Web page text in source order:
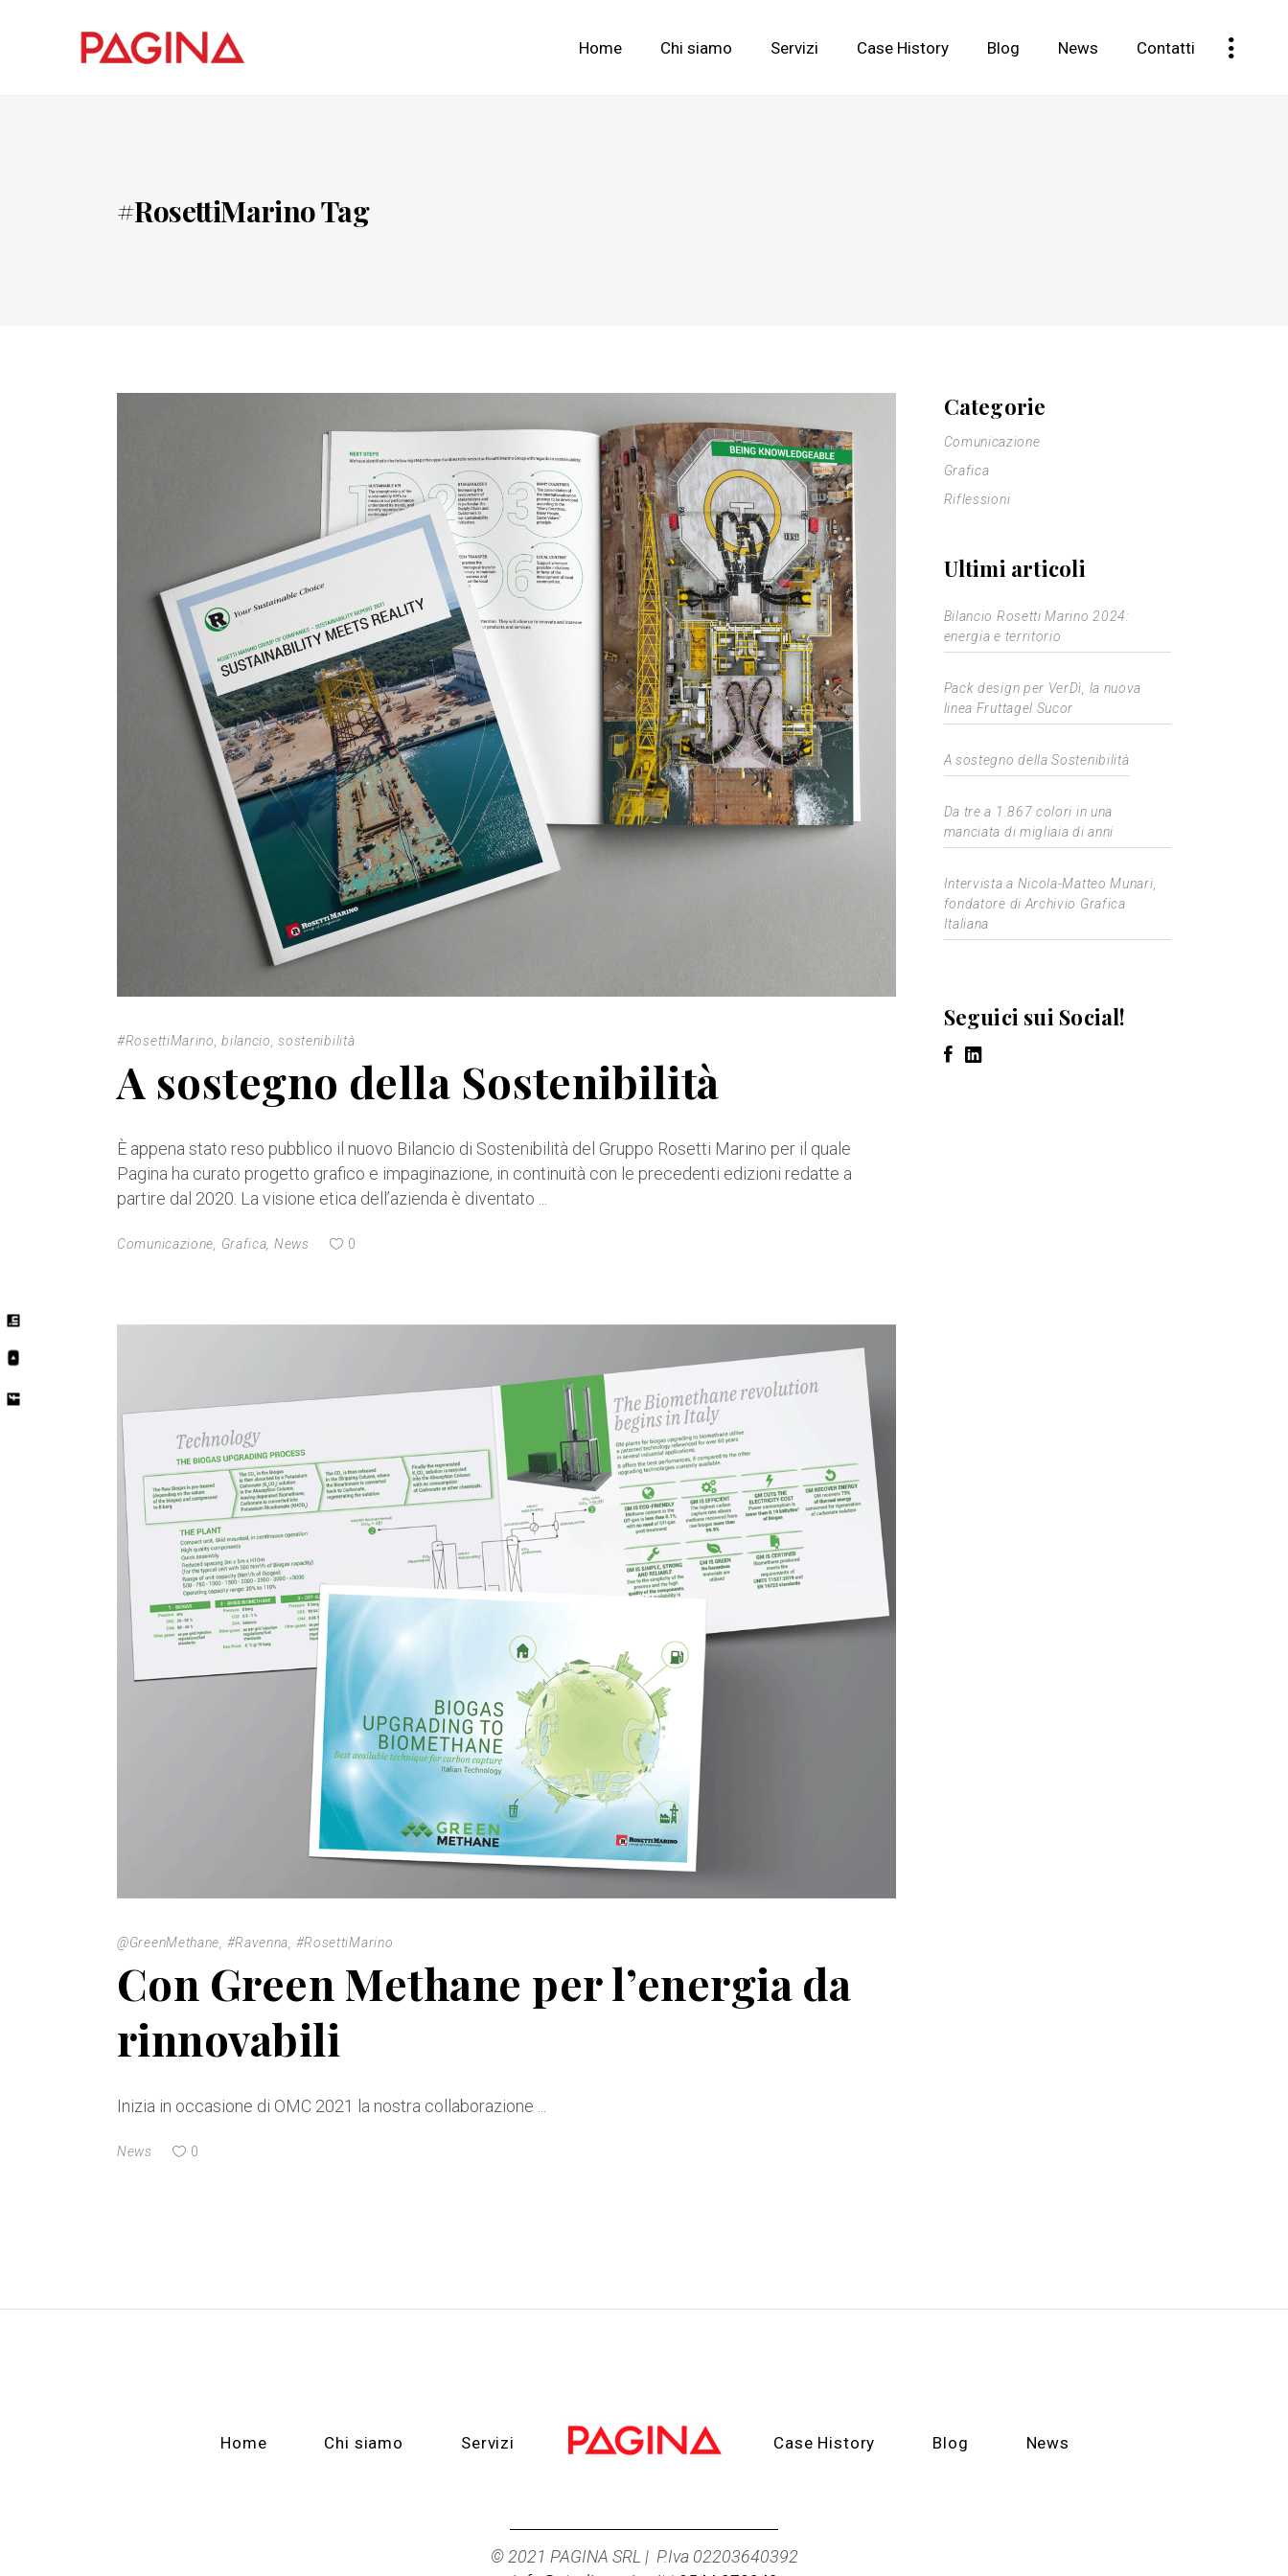
Home Chi siamo Servizi Case History Blog News Contatti
#RosettiMarino Tag
#RosettiMarino ,bilancio ,sostenibilità
A sostegno della Sostenibilità
È appena stato reso pubblico il nuovo Bilancio di Sostenibilità del Gruppo Rosetti Marino per il quale
Pagina ha curato progetto grafico e impaginazione, in continuità con le precedenti edizioni redatte a
partire dal 2020. La visione etica dell’azienda è diventato
Comunicazione Grafica News 0
@GreenMethane #Ravenna #RosettiMarino
Con Green Methane per l’energia da
rinnovabili
Inizia in occasione di OMC 2021 la nostra collaborazione
News 0
Categorie
Comunicazione
Grafica
Riflessioni
Ultimi articoli
Bilancio Rosetti Marino 2024:
energia e territorio
Pack design per VerDì, la nuova
linea Fruttagel Sucor
A sostegno della Sostenibilità
Da tre a 1.867 colori in una
manciata di migliaia di anni
Intervista a Nicola-Matteo Munari,
fondatore di Archivio Grafica
Italiana
Seguici sui Social!
Home Chi siamo Servizi Case History Blog News
© 2021 PAGINA SRL | P.Iva 02203640392